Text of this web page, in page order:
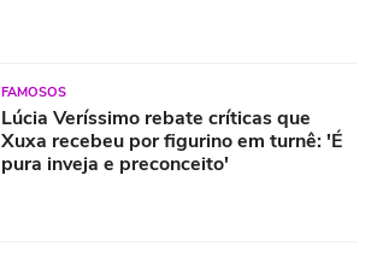
FAMOSOS
Lúcia Veríssimo rebate críticas que
Xuxa recebeu por figurino em turnê: 'É
pura inveja e preconceito'